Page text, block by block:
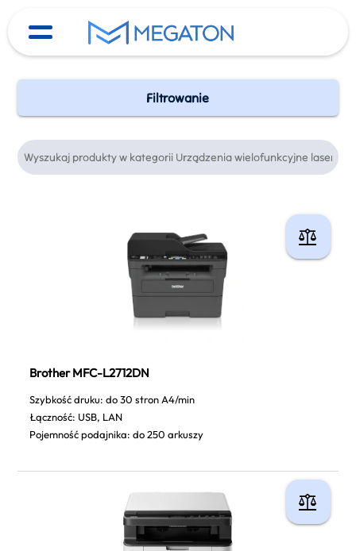
Filtrowanie
Brother MFC-L2712DN
Szybkość druku: do 30 stron A4/min
Łączność: USB, LAN
Pojemność podajnika: do 250 arkuszy